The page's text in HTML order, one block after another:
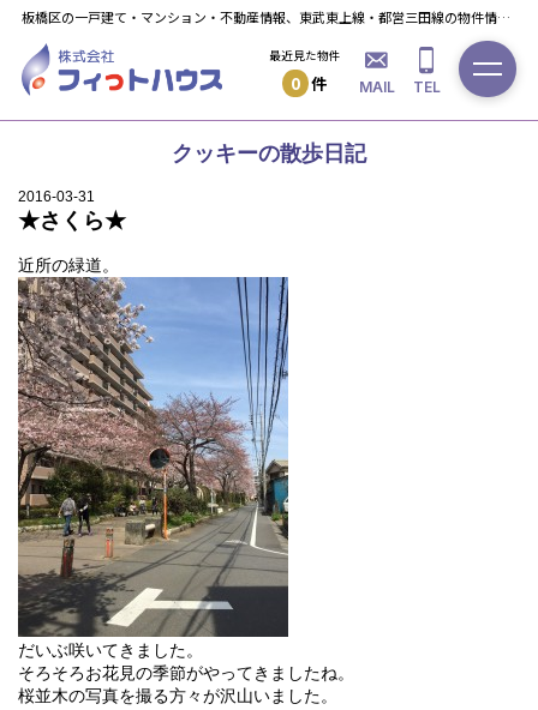
板橋区の一戸建て・マンション・不動産情報、東武東上線・都営三田線の物件情報ならフィっト・ハウスへ！
最近見た物件
0 件 MAIL TEL
クッキーの散歩日記
2016-03-31
★さくら★
近所の緑道。
だいぶ咲いてきました。
そろそろお花見の季節がやってきましたね。
桜並木の写真を撮る方々が沢山いました。